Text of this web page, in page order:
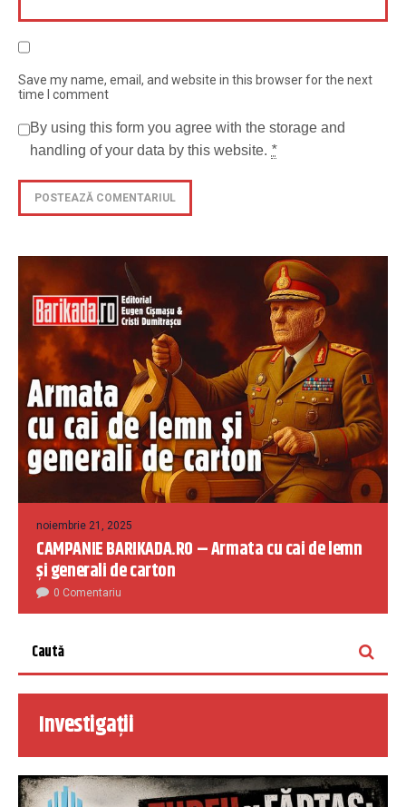
Save my name, email, and website in this browser for the next
time I comment
By using this form you agree with the storage and
handling of your data by this website. *
noiembrie 21, 2025
CAMPANIE BARIKADA.RO – Armata cu cai de lemn
și generali de carton
0 Comentariu
Investigații